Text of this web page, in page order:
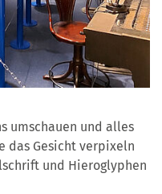
umschauen und alles
das Gesicht verpixeln
und Hieroglyphen